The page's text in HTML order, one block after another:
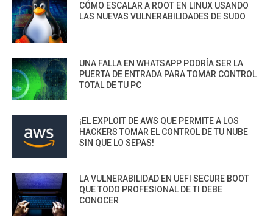
CÓMO ESCALAR A ROOT EN LINUX USANDO
LAS NUEVAS VULNERABILIDADES DE SUDO
UNA FALLA EN WHATSAPP PODRÍA SER LA
PUERTA DE ENTRADA PARA TOMAR CONTROL
TOTAL DE TU PC
¡EL EXPLOIT DE AWS QUE PERMITE A LOS
HACKERS TOMAR EL CONTROL DE TU NUBE
SIN QUE LO SEPAS!
LA VULNERABILIDAD EN UEFI SECURE BOOT
QUE TODO PROFESIONAL DE TI DEBE
CONOCER